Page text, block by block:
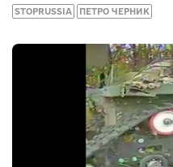
STOPRUSSIA ПЕТРО ЧЕРНИК